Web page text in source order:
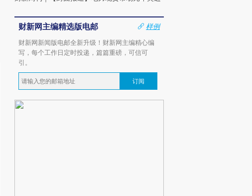
财新网主编精选版电邮
样例
财新网新闻版电邮全新升级！财新网主编精心编
写，每个工作日定时投递，篇篇重磅，可信可
引。
订阅